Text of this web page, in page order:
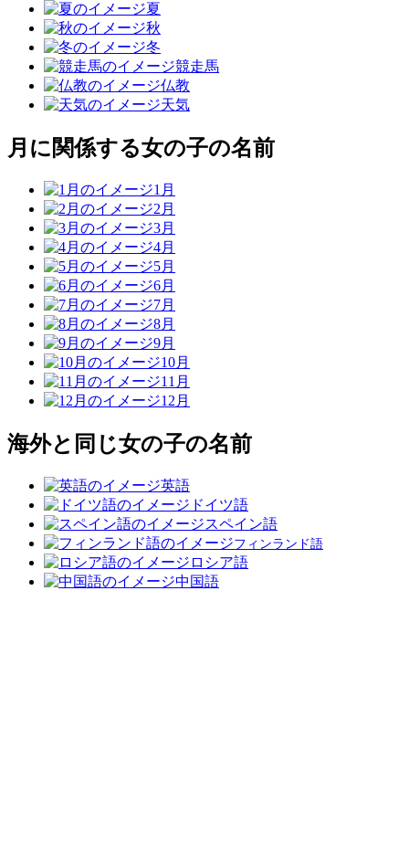
夏
秋
冬
競走馬
仏教
天気
月に関係する女の子の名前
1月
2月
3月
4月
5月
6月
7月
8月
9月
10月
11月
12月
海外と同じ女の子の名前
英語
ドイツ語
スペイン語
フィンランド語
ロシア語
中国語